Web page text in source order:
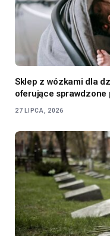
Sklep z wózkami dla
oferujące sprawdzone
27 LIPCA, 2026